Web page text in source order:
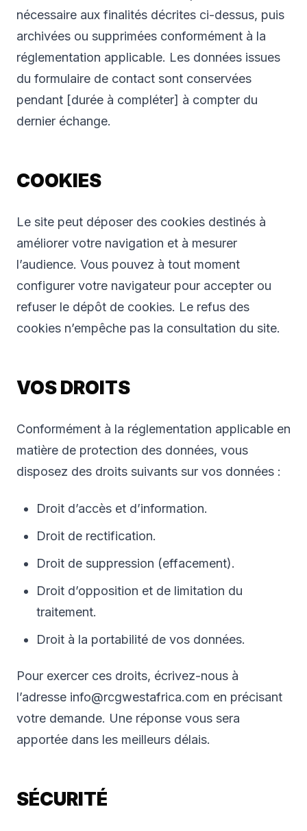
nécessaire aux finalités décrites ci-dessus, puis
archivées ou supprimées conformément à la
réglementation applicable. Les données issues
du formulaire de contact sont conservées
pendant [durée à compléter] à compter du
dernier échange.
COOKIES
Le site peut déposer des cookies destinés à
améliorer votre navigation et à mesurer
l’audience. Vous pouvez à tout moment
configurer votre navigateur pour accepter ou
refuser le dépôt de cookies. Le refus des
cookies n’empêche pas la consultation du site.
VOS DROITS
Conformément à la réglementation applicable en
matière de protection des données, vous
disposez des droits suivants sur vos données :
Droit d’accès et d’information.
Droit de rectification.
Droit de suppression (effacement).
Droit d’opposition et de limitation du
traitement.
Droit à la portabilité de vos données.
Pour exercer ces droits, écrivez-nous à
l’adresse info@rcgwestafrica.com en précisant
votre demande. Une réponse vous sera
apportée dans les meilleurs délais.
SÉCURITÉ